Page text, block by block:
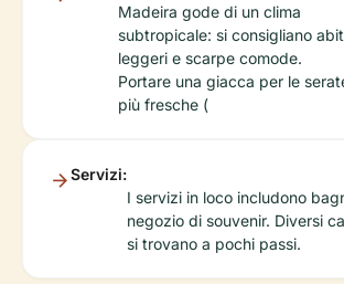
Madeira gode di un clima
subtropicale: si consigliano
leggeri e scarpe comode.
Portare una giacca per le
più fresche (
Servizi:
I servizi in loco includono
negozio di souvenir. Diversi
si trovano a pochi passi.